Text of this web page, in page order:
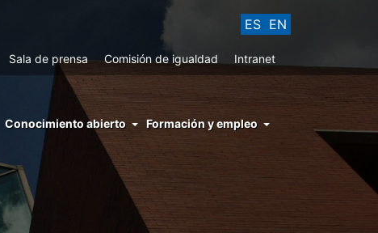
ES EN
Sala de prensa Comisión de igualdad Intranet
menu
conocimiento
abierto
Conocimiento abierto Formación y empleo